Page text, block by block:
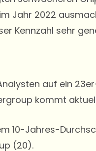
Jahr 2022
Kennzahl sehr
auf ein
kommt
10-Jahres-
(20).